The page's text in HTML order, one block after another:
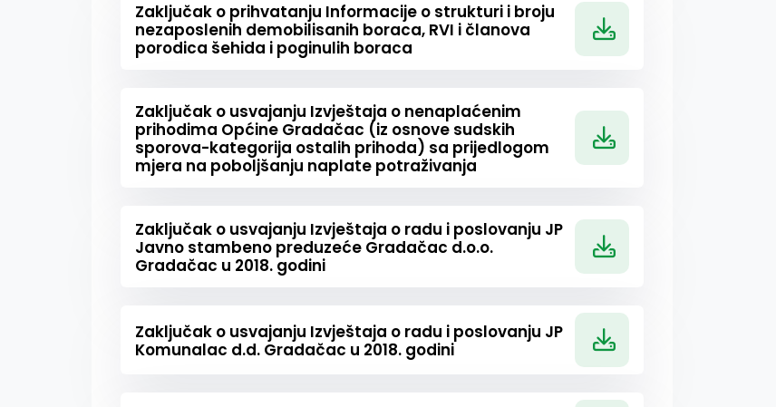
Zaključak o prihvatanju Informacije o strukturi i broju
nezaposlenih demobilisanih boraca, RVI i članova
porodica šehida i poginulih boraca
Zaključak o usvajanju Izvještaja o nenaplaćenim
prihodima Općine Gradačac (iz osnove sudskih
sporova-kategorija ostalih prihoda) sa prijedlogom
mjera na poboljšanju naplate potraživanja
Zaključak o usvajanju Izvještaja o radu i poslovanju JP
Javno stambeno preduzeće Gradačac d.o.o.
Gradačac u 2018. godini
Zaključak o usvajanju Izvještaja o radu i poslovanju JP
Komunalac d.d. Gradačac u 2018. godini